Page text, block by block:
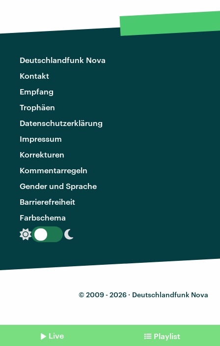
Deutschlandfunk Nova
Kontakt
Empfang
Trophäen
Datenschutzerklärung
Impressum
Korrekturen
Kommentarregeln
Gender und Sprache
Barrierefreiheit
Farbschema
© 2009 - 2026 · Deutschlandfunk Nova
Live Playlist